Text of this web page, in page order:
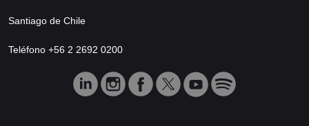
Santiago de Chile
Teléfono +56 2 2692 0200